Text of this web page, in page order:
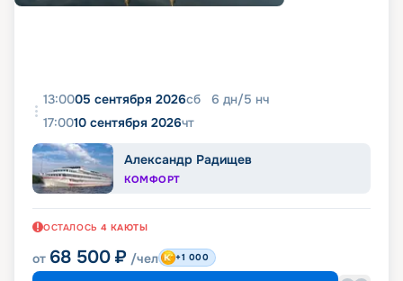
13:0005 сентября 2026сб 6 дн/5 нч
17:0010 сентября 2026чт
Александр Радищев
КОМФОРТ
ОСТАЛОСЬ 4 КАЮТЫ
от 68 500 ₽ /чел +1 000